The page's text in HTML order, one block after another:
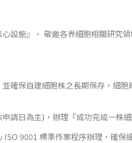
設施』， 敬邀各界細胞相關研究
確保自建細胞株之長期保存，細
請日為主)，辦理『成功完成一株
9001 標準作業程序辦理，確保